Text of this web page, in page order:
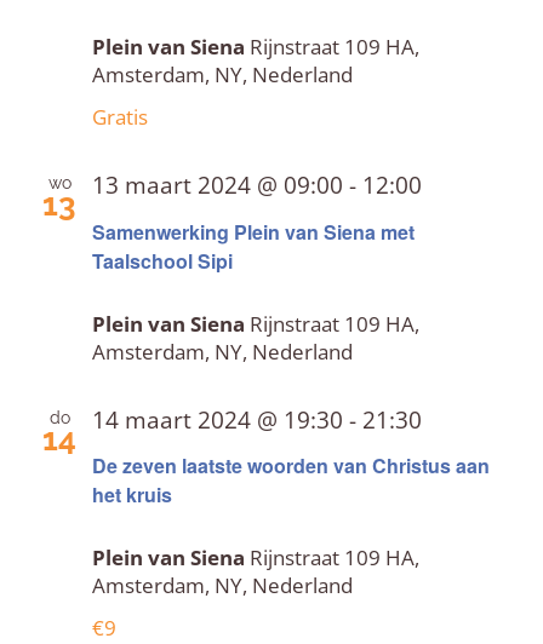
Plein van Siena Rijnstraat 109 HA,
Amsterdam, NY, Nederland
Gratis
wo
13
Samenwerking Plein van Siena met
Taalschool Sipi
13 maart 2024 @ 09:00 - 12:00
Plein van Siena Rijnstraat 109 HA,
Amsterdam, NY, Nederland
do
14
De zeven laatste woorden van Christus aan
het kruis
14 maart 2024 @ 19:30 - 21:30
Plein van Siena Rijnstraat 109 HA,
Amsterdam, NY, Nederland
€9